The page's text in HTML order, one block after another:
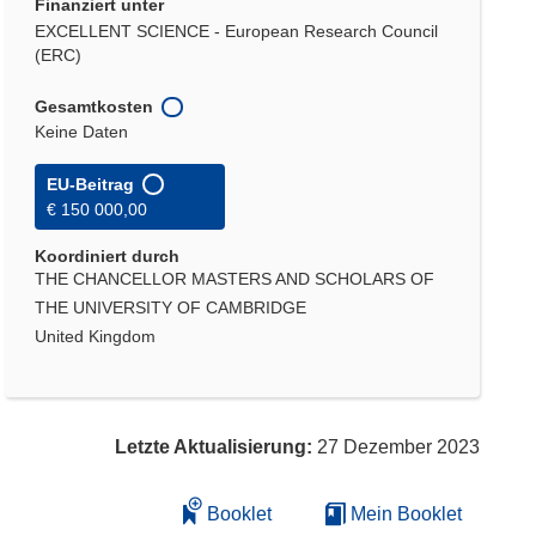
Finanziert unter
EXCELLENT SCIENCE - European Research Council
(ERC)
Gesamtkosten
Keine Daten
EU-Beitrag
€ 150 000,00
Koordiniert durch
THE CHANCELLOR MASTERS AND SCHOLARS OF
THE UNIVERSITY OF CAMBRIDGE
United Kingdom
Letzte Aktualisierung: 27 Dezember 2023
Booklet Mein Booklet